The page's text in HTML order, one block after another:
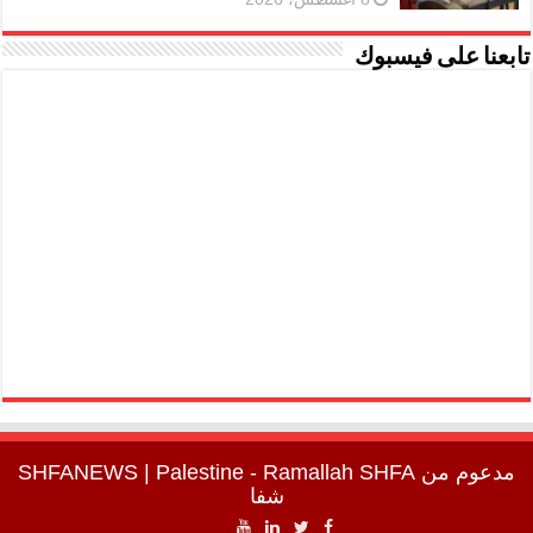
تابعنا على فيسبوك
مدعوم من SHFANEWS | Palestine - Ramallah SHFA
شفا